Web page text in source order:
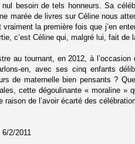
nul besoin de tels honneurs. Sa
marée de livres sur Céline nous
vraiment la première fois que j’en
c’est Céline qui, malgré lui, fait de
au tournant, en 2012, à
en, avec ses cinq enfants
de maternelle bien pensants ?
cette dégoulinante « moraline
de l’avoir écarté des
6/2/2011